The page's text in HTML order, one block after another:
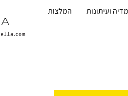
מדיה ועיתונות המלצות